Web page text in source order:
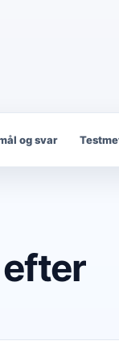
og svar
efter